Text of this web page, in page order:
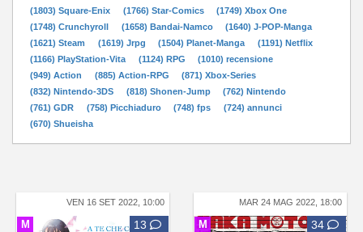
(1803) Square-Enix
(1766) Star-Comics
(1749) Xbox One
(1748) Crunchyroll
(1658) Bandai-Namco
(1640) J-POP-Manga
(1621) Steam
(1619) Jrpg (1504) Planet-Manga
(1191) Netflix
(1166) PlayStation-Vita
(1124) RPG
(1010) recensione
(949) Action
(885) Action-RPG
(871) Xbox-Series
(832) Nintendo-3DS
(818) Shonen-Jump
(762) Nintendo
(761) GDR
(758) Picchiaduro (748) fps
(724) annunci
(670) Shueisha
VEN 16 SET 2022, 10:00
M 13
MAR 24 MAG 2022, 18:00
M 34